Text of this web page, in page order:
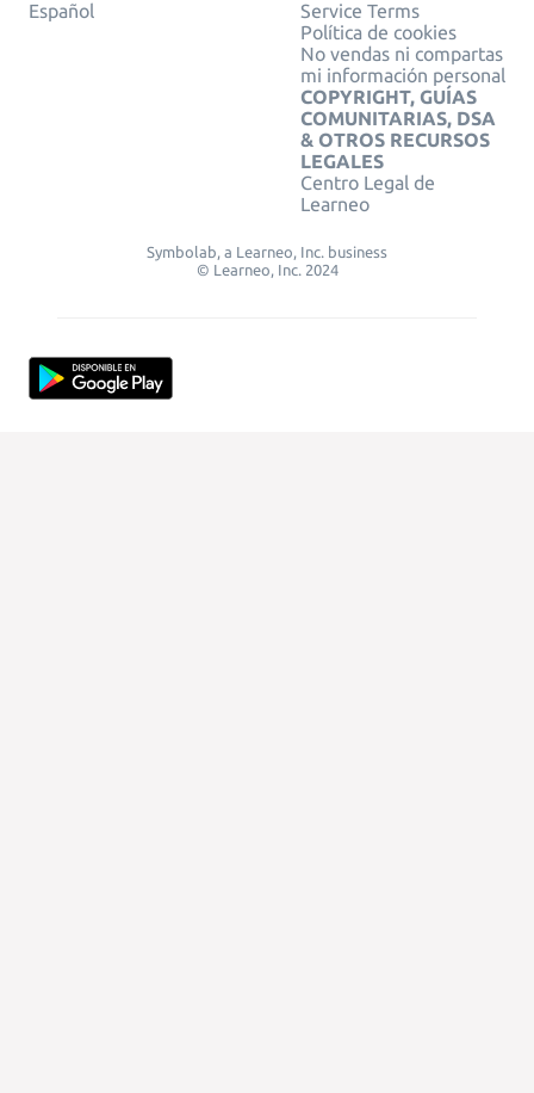
Español
Service Terms
Política de cookies
No vendas ni compartas
mi información personal
COPYRIGHT, GUÍAS
COMUNITARIAS, DSA
& OTROS RECURSOS
LEGALES
Centro Legal de
Learneo
Symbolab, a Learneo, Inc. business
© Learneo, Inc. 2024